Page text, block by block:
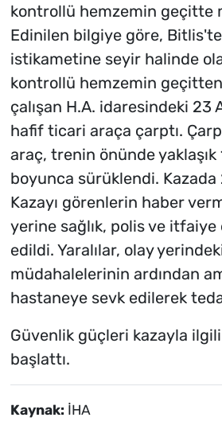
kontrollü hemzemin geçitte
Edinilen bilgiye göre,
istikametine seyir halinde
kontrollü hemzemin
çalışan H.A. idaresindeki 23
hafif ticari araça çarptı.
araç, trenin önünde
boyunca sürüklendi. Kazada
Kazayı görenlerin haber
yerine sağlık, polis ve
edildi. Yaralılar, olay
müdahalelerinin ardından
hastaneye sevk edilerek
Güvenlik güçleri kazayla
başlattı.
Kaynak: İHA